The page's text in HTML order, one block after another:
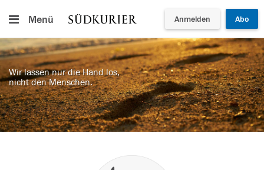
Menü Anmelden Abo
Wir lassen nur die Hand los,
nicht den Menschen.